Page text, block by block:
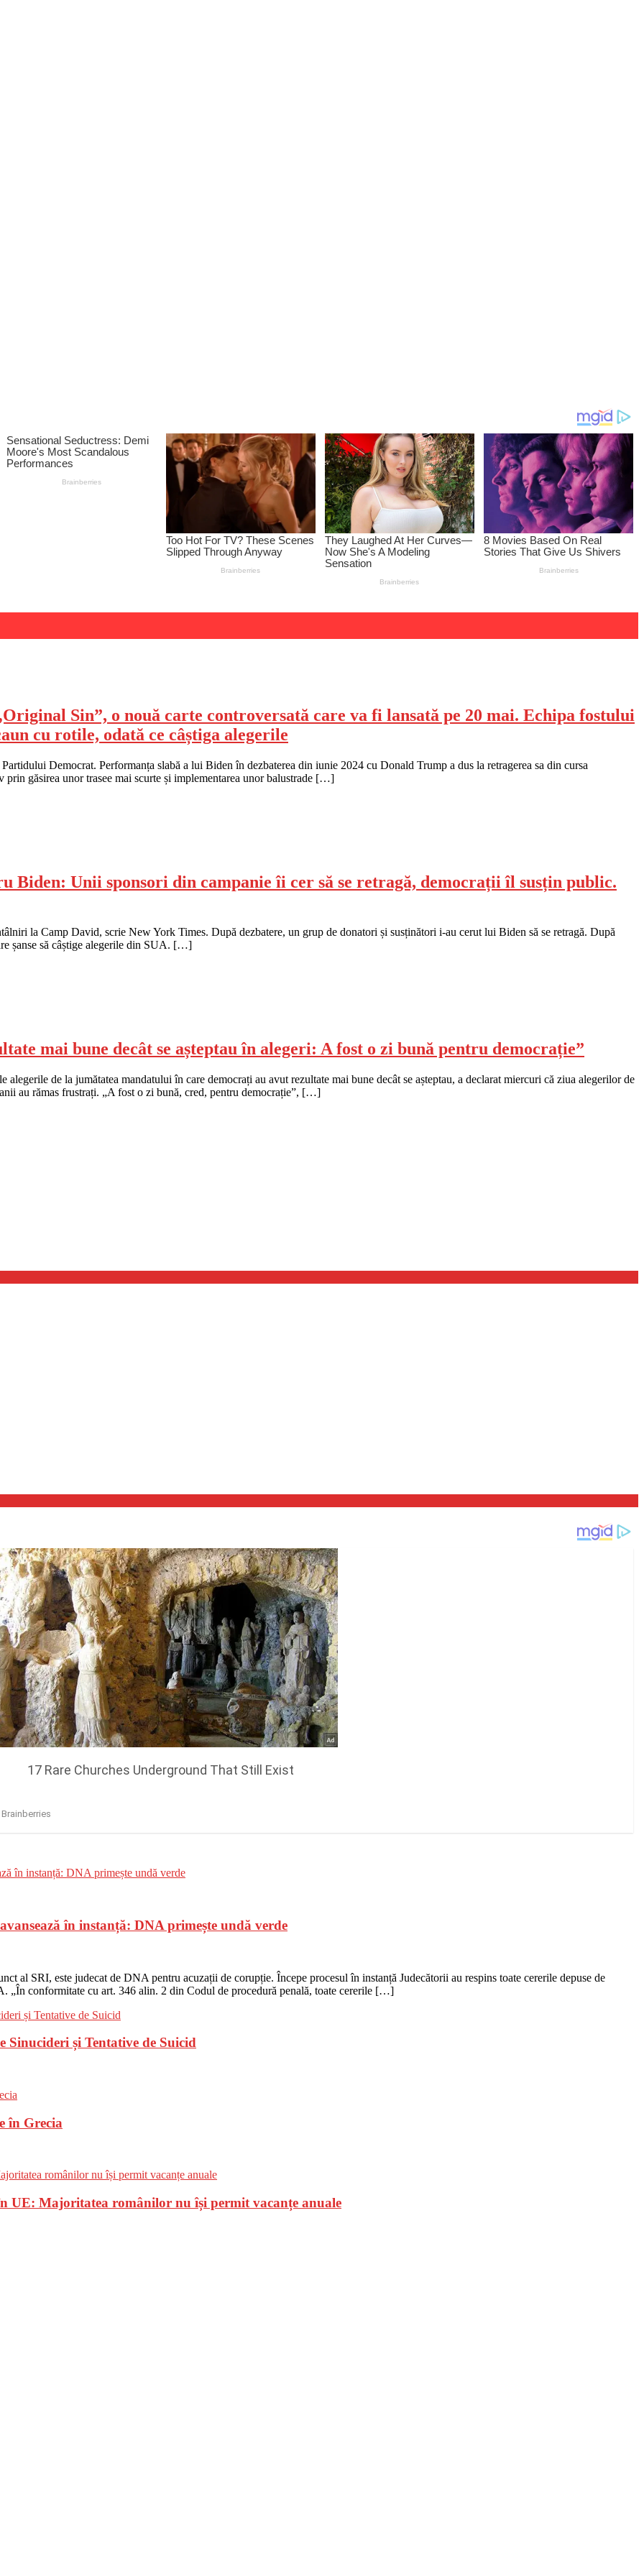
Sin”, o nouă carte controversată care va fi lansată pe 20 mai. Echipa fostului
cu rotile, odată ce câștiga alegerile
Democrat. Performanța slabă a lui Biden în dezbaterea din iunie 2024 cu Donald Trump a dus la retragerea sa din cursa
găsirea unor trasee mai scurte și implementarea unor balustrade […]
Biden: Unii sponsori din campanie îi cer să se retragă, democrații îl susțin public.
la Camp David, scrie New York Times. După dezbatere, un grup de donatori și susținători i-au cerut lui Biden să se retragă. După
șanse să câștige alegerile din SUA. […]
mai bune decât se așteptau în alegeri: A fost o zi bună pentru democrație”
de la jumătatea mandatului în care democrați au avut rezultate mai bune decât se așteptau, a declarat miercuri că ziua alegerilor de
au rămas frustrați. „A fost o zi bună, cred, pentru democrație”, […]
în instanță: DNA primește undă verde
al SRI, este judecat de DNA pentru acuzații de corupție. Începe procesul în instanță Judecătorii au respins toate cererile depuse de
conformitate cu art. 346 alin. 2 din Codul de procedură penală, toate cererile […]
Sinucideri și Tentative de Suicid
în Grecia
UE: Majoritatea românilor nu își permit vacanțe anuale